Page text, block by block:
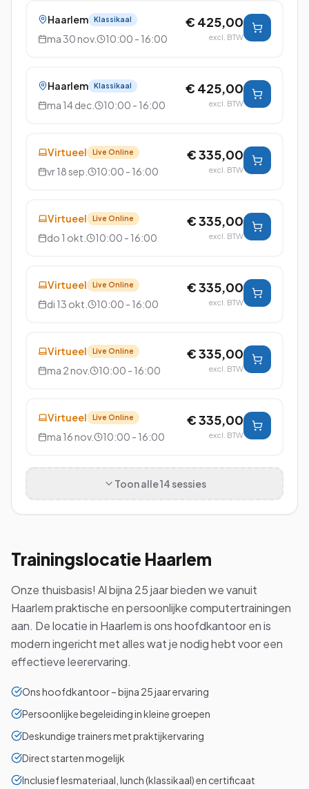
Haarlem Klassikaal
ma 30 nov. 10:00 - 16:00
€ 425,00
excl. BTW
Haarlem Klassikaal
ma 14 dec. 10:00 - 16:00
€ 425,00
excl. BTW
Virtueel Live Online
vr 18 sep. 10:00 - 16:00
€ 335,00
excl. BTW
Virtueel Live Online
do 1 okt. 10:00 - 16:00
€ 335,00
excl. BTW
Virtueel Live Online
di 13 okt. 10:00 - 16:00
€ 335,00
excl. BTW
Virtueel Live Online
ma 2 nov. 10:00 - 16:00
€ 335,00
excl. BTW
Virtueel Live Online
ma 16 nov. 10:00 - 16:00
€ 335,00
excl. BTW
Toon alle14 sessies
Trainingslocatie Haarlem
Onze thuisbasis! Al bijna 25 jaar bieden we vanuit
Haarlem praktische en persoonlijke computertrainingen
aan. De locatie in Haarlem is ons hoofdkantoor en is
modern ingericht met alles wat je nodig hebt voor een
effectieve leerervaring.
Ons hoofdkantoor – bijna 25 jaar ervaring
Persoonlijke begeleiding in kleine groepen
Deskundige trainers met praktijkervaring
Direct starten mogelijk
Inclusief lesmateriaal, lunch (klassikaal) en certificaat